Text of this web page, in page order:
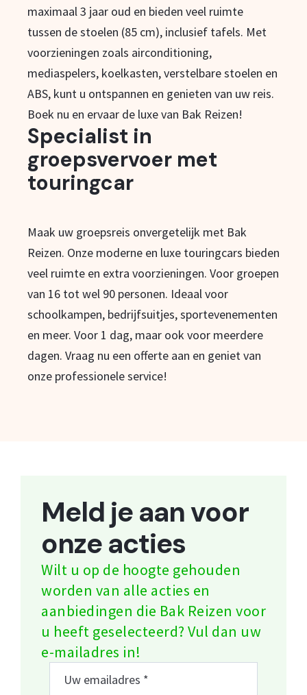
maximaal 3 jaar oud en bieden veel ruimte
tussen de stoelen (85 cm), inclusief tafels. Met
voorzieningen zoals airconditioning,
mediaspelers, koelkasten, verstelbare stoelen en
ABS, kunt u ontspannen en genieten van uw reis.
Boek nu en ervaar de luxe van Bak Reizen!
Specialist in
groepsvervoer met
touringcar
Maak uw groepsreis onvergetelijk met Bak
Reizen. Onze moderne en luxe touringcars bieden
veel ruimte en extra voorzieningen. Voor groepen
van 16 tot wel 90 personen. Ideaal voor
schoolkampen, bedrijfsuitjes, sportevenementen
en meer. Voor 1 dag, maar ook voor meerdere
dagen. Vraag nu een offerte aan en geniet van
onze professionele service!
Meld je aan voor
onze acties
Wilt u op de hoogte gehouden
worden van alle acties en
aanbiedingen die Bak Reizen voor
u heeft geselecteerd? Vul dan uw
e-mailadres in!